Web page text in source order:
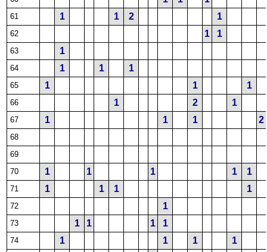
61 1 1 2 1
62 1 1
63 1
64 1 1 1
65 1 1 1
66 1 2 1
67 1 1 1 2
68
69
70
1 1 1 1 1
71 1 1 1 1
72 1
73 1 1 1 1
74 1 1 1 1